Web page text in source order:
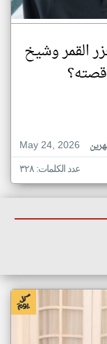
القمر وشيخ
قصته؟
May 24, 2026
عدد الكلمات: ٣٢٨